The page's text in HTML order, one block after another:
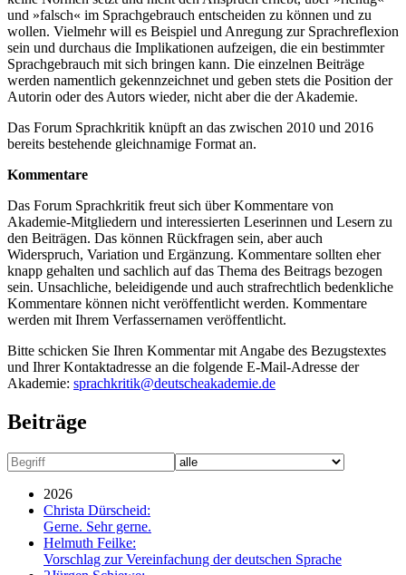
und »falsch« im Sprachgebrauch entscheiden zu können und zu
wollen. Vielmehr will es Beispiel und Anregung zur Sprachreflexion
sein und durchaus die Implikationen aufzeigen, die ein bestimmter
Sprachgebrauch mit sich bringen kann. Die einzelnen Beiträge
werden namentlich gekennzeichnet und geben stets die Position der
Autorin oder des Autors wieder, nicht aber die der Akademie.
Das Forum Sprachkritik knüpft an das zwischen 2010 und 2016
bereits bestehende gleichnamige Format an.
Kommentare
Das Forum Sprachkritik freut sich über Kommentare von
Akademie-Mitgliedern und interessierten Leserinnen und Lesern zu
den Beiträgen. Das können Rückfragen sein, aber auch
Widerspruch, Variation und Ergänzung. Kommentare sollten eher
knapp gehalten und sachlich auf das Thema des Beitrags bezogen
sein. Unsachliche, beleidigende und auch strafrechtlich bedenkliche
Kommentare können nicht veröffentlicht werden. Kommentare
werden mit Ihrem Verfassernamen veröffentlicht.
Bitte schicken Sie Ihren Kommentar mit Angabe des Bezugstextes
und Ihrer Kontaktadresse an die folgende E-Mail-Adresse der
Akademie: sprachkritik@deutscheakademie.de
Beiträge
2026
Christa Dürscheid:
Gerne. Sehr gerne.
Helmuth Feilke:
Vorschlag zur Vereinfachung der deutschen Sprache